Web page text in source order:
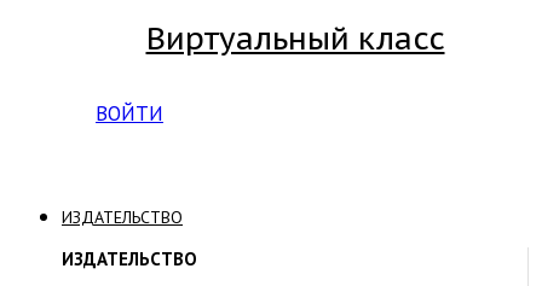
Виртуальный класс
ВОЙТИ
ИЗДАТЕЛЬСТВО
ИЗДАТЕЛЬСТВО